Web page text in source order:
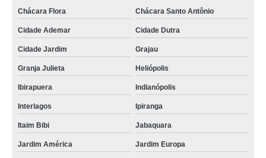
cotação de cartão de pvc para crachá Santo Amaro
procuro por cartão pvc branco para crachá Paineiras do Morumbi
procuro por cartão pvc com chip Bauru
cartões pvc com chip Jardim Ângela
cartão pvc acura preço Mongaguá
Chácara Flora Chácara Santo Antônio
Cidade Ademar Cidade Dutra
Cidade Jardim Grajau
Granja Julieta Heliópolis
Ibirapuera Indianópolis
Interlagos Ipiranga
Itaim Bibi Jabaquara
Jardim América Jardim Europa